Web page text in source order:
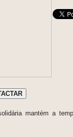
mantém a